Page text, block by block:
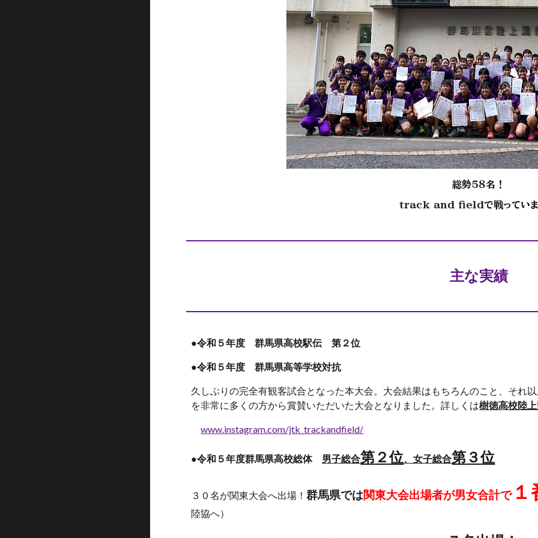
総勢５８名！
track and fieldで戦ってい
主な実績
●令和５年度 群馬県高校駅伝 第２位
●令和５年度 群馬県高等学校対抗
久しぶりの完全有観客試合となった本大会。大会結果はもちろんのこと、それ
を非常に多くの方から賞賛いただいた大会となりました。詳しくは樹徳高校陸
www.instagram.com/jtk_trackandfield/
●令和 ５年度群馬県高校総体 男子総合第 ２位、女子総合第３位
３０名が関東大会へ出場！群馬県では関東大会出場者が男女合計で１
陸協へ）